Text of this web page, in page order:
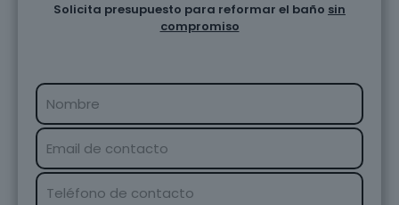
Solicita presupuesto para reformar el baño sin
compromiso